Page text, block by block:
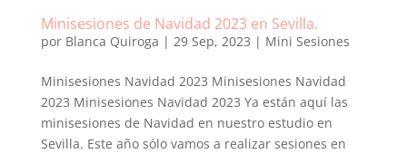
Minisesiones de Navidad 2023 en Sevilla.
por Blanca Quiroga | 29 Sep, 2023 | Mini Sesiones
Minisesiones Navidad 2023 Minisesiones Navidad
2023 Minisesiones Navidad 2023 Ya están aquí las
minisesiones de Navidad en nuestro estudio en
Sevilla. Este año sólo vamos a realizar sesiones en